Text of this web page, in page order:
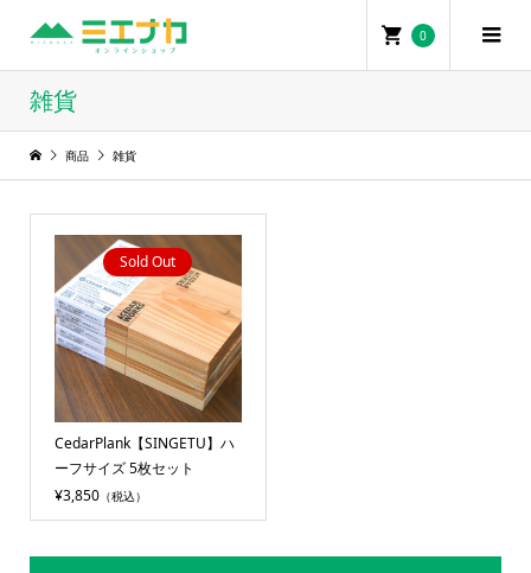
0
雑貨
商品 雑貨
Sold Out
CedarPlank【SINGETU】ハ
ーフサイズ 5枚セット
¥3,850（税込）